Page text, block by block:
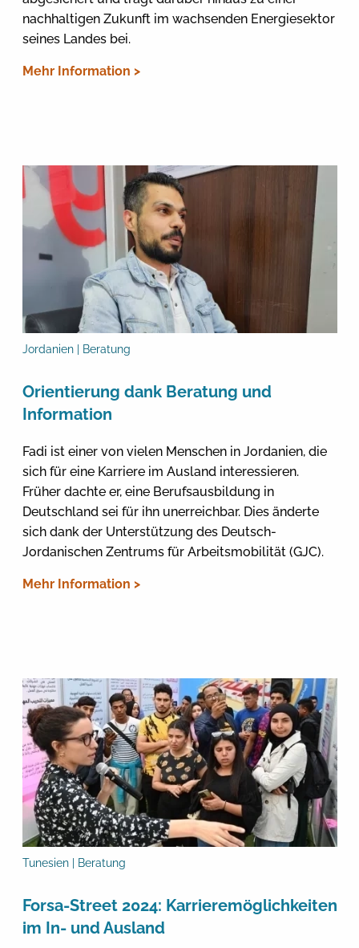
nachhaltigen Zukunft im wachsenden Energiesektor
seines Landes bei.
Mehr Information >
Jordanien | Beratung
Orientierung dank Beratung und
Information
Fadi ist einer von vielen Menschen in Jordanien, die
sich für eine Karriere im Ausland interessieren.
Früher dachte er, eine Berufsausbildung in
Deutschland sei für ihn unerreichbar. Dies änderte
sich dank der Unterstützung des Deutsch-
Jordanischen Zentrums für Arbeitsmobilität (GJC).
Mehr Information >
Tunesien | Beratung
Forsa-Street 2024: Karrieremöglichkeiten
im In- und Ausland